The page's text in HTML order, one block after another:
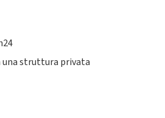
una struttura privata